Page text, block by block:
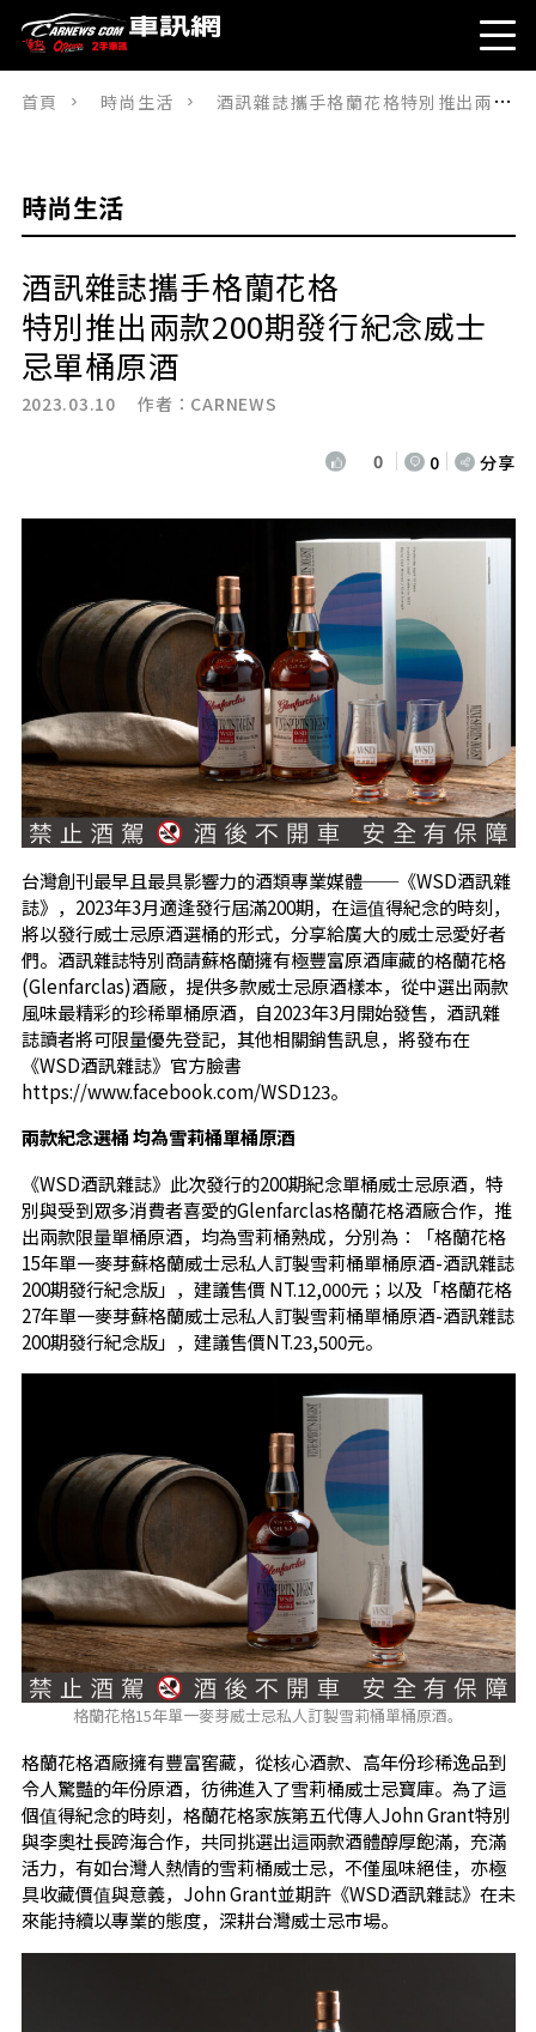
首頁 時尚生活 酒訊雜誌攜手格蘭花格特別推出兩款200期發行紀念威士忌單桶原酒
時尚生活
酒訊雜誌攜手格蘭花格
特別推出兩款200期發行紀念威士
忌單桶原酒
2023.03.10 作者： CARNEWS
0 0 分享
台灣創刊最早且最具影響力的酒類專業媒體──《WSD酒訊雜
誌》，2023年3月適逢發行屆滿200期，在這值得紀念的時刻，
將以發行威士忌原酒選桶的形式，分享給廣大的威士忌愛好者
們。酒訊雜誌特別商請蘇格蘭擁有極豐富原酒庫藏的格蘭花格
(Glenfarclas)酒廠，提供多款威士忌原酒樣本，從中選出兩款
風味最精彩的珍稀單桶原酒，自2023年3月開始發售，酒訊雜
誌讀者將可限量優先登記，其他相關銷售訊息，將發布在
《WSD酒訊雜誌》官方臉書
https://www.facebook.com/WSD123。
兩款紀念選桶 均為雪莉桶單桶原酒
《WSD酒訊雜誌》此次發行的200期紀念單桶威士忌原酒，特
別與受到眾多消費者喜愛的Glenfarclas格蘭花格酒廠合作，推
出兩款限量單桶原酒，均為雪莉桶熟成，分別為：「格蘭花格
15年單一麥芽蘇格蘭威士忌私人訂製雪莉桶單桶原酒-酒訊雜誌
200期發行紀念版」，建議售價 NT.12,000元；以及「格蘭花格
27年單一麥芽蘇格蘭威士忌私人訂製雪莉桶單桶原酒-酒訊雜誌
200期發行紀念版」，建議售價NT.23,500元。
格蘭花格15年單一麥芽威士忌私人訂製雪莉桶單桶原酒。
格蘭花格酒廠擁有豐富窖藏，從核心酒款、高年份珍稀逸品到
令人驚豔的年份原酒，彷彿進入了雪莉桶威士忌寶庫。為了這
個值得紀念的時刻，格蘭花格家族第五代傳人John Grant特別
與李奧社長跨海合作，共同挑選出這兩款酒體醇厚飽滿，充滿
活力，有如台灣人熱情的雪莉桶威士忌，不僅風味絕佳，亦極
具收藏價值與意義，John Grant並期許《WSD酒訊雜誌》在未
來能持續以專業的態度，深耕台灣威士忌市場。